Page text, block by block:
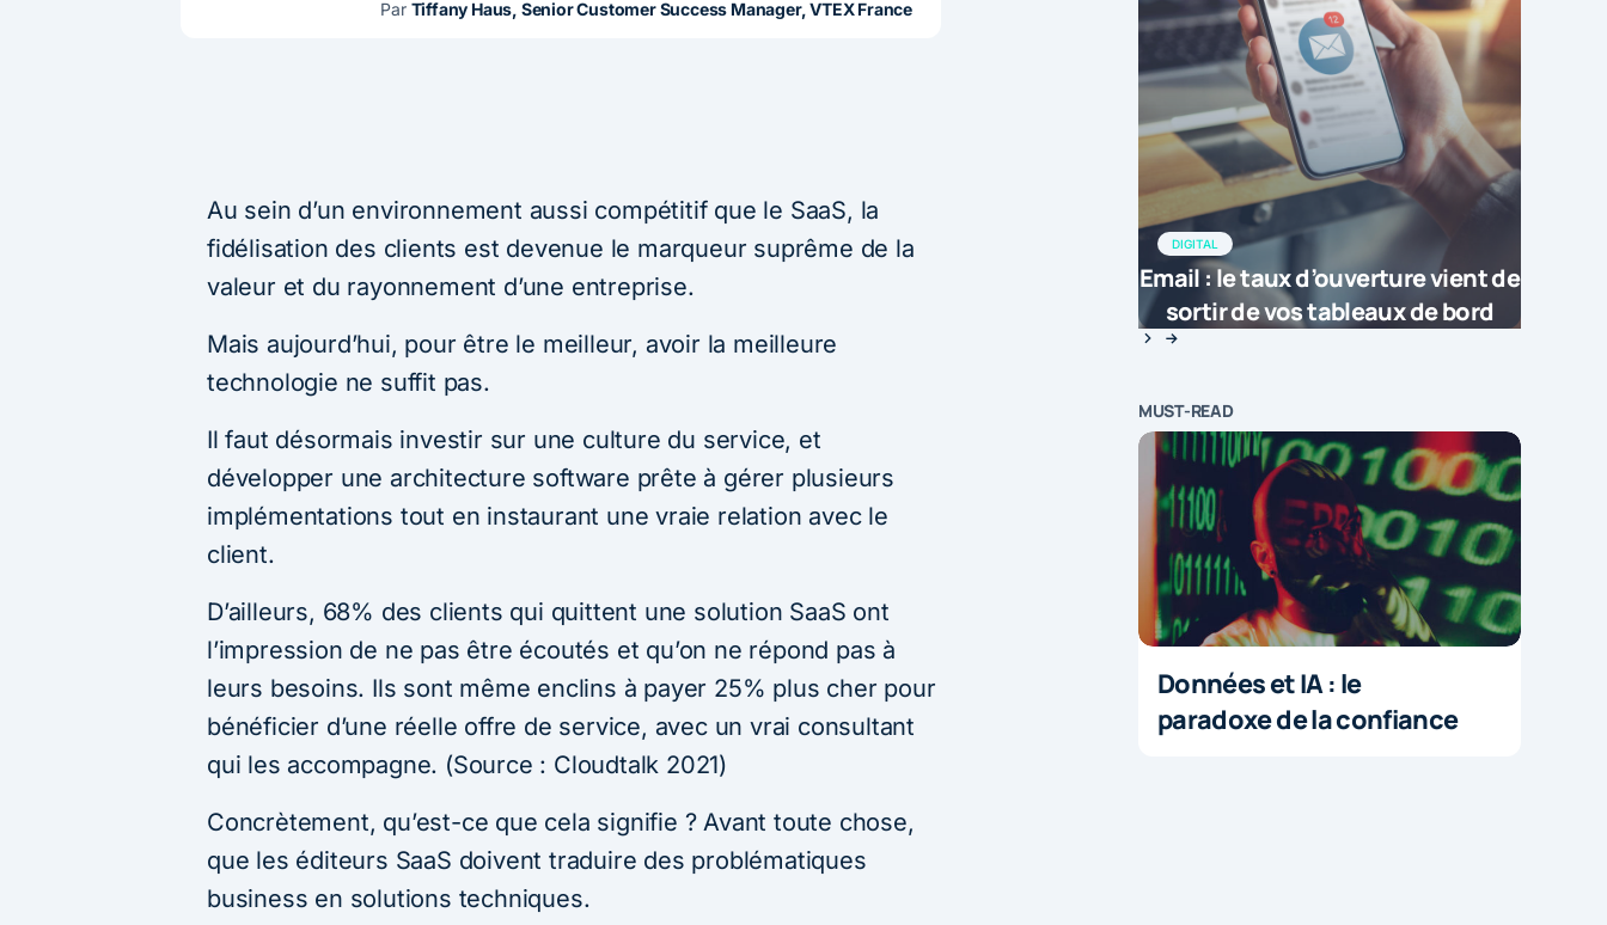
Par Tiffany Haus, Senior Customer Success Manager, VTEX France
Au sein d’un environnement aussi compétitif que le SaaS, la
fidélisation des clients est devenue le marqueur suprême de la
valeur et du rayonnement d’une entreprise.
Mais aujourd’hui, pour être le meilleur, avoir la meilleure
technologie ne suffit pas.
Il faut désormais investir sur une culture du service, et
développer une architecture software prête à gérer plusieurs
implémentations tout en instaurant une vraie relation avec le
client.
D’ailleurs, 68% des clients qui quittent une solution SaaS ont
l’impression de ne pas être écoutés et qu’on ne répond pas à
leurs besoins. Ils sont même enclins à payer 25% plus cher pour
bénéficier d’une réelle offre de service, avec un vrai consultant
qui les accompagne. (Source : Cloudtalk 2021)
Concrètement, qu’est-ce que cela signifie ? Avant toute chose,
que les éditeurs SaaS doivent traduire des problématiques
business en solutions techniques.
DIGITAL
Email : le taux d’ouverture vient de
sortir de vos tableaux de bord
MUST-READ
Données et IA : le
paradoxe de la confiance